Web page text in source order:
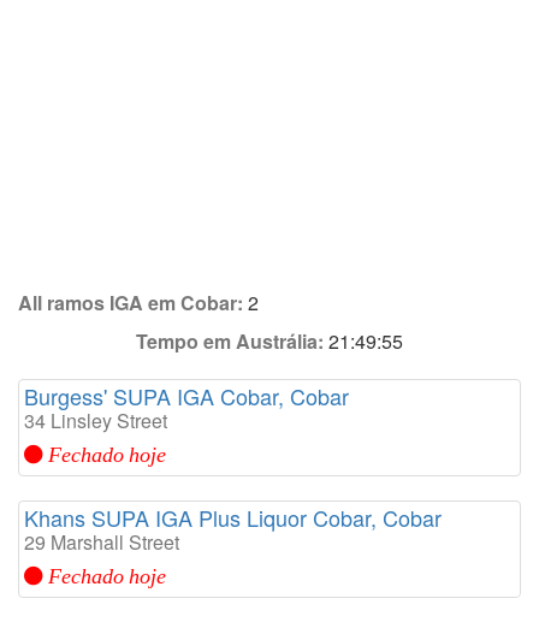
All ramos IGA em Cobar: 2
Tempo em Austrália: 21:49:55
Burgess' SUPA IGA Cobar, Cobar
34 Linsley Street
Fechado hoje
Khans SUPA IGA Plus Liquor Cobar, Cobar
29 Marshall Street
Fechado hoje